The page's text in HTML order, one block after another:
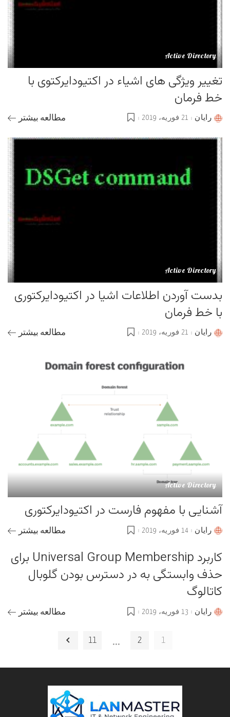
Active Directory
تغییر ویژگی های اشیاء در اکتیودایرکتوی با
خط فرمان
Postedرایان 21 فوریه، 2019 مطالعه بیشتر
Active Directory
بدست آوردن اطلاعات اشیا در اکتیودایرکتوری
با خط فرمان
Postedرایان 21 فوریه، 2019 مطالعه بیشتر
Active Directory
آشنایی با مفهوم فارست در اکتیودایرکتوری
Postedرایان 14 فوریه، 2019 مطالعه بیشتر
کاربرد Universal Group Membership برای
حذف وابستگی به در دسترس بودن گلوبال
کاتالوگ
Postedرایان 13 فوریه، 2019 مطالعه بیشتر
1
2
…
11